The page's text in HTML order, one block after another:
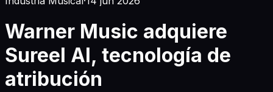
Warner Music adquiere
Sureel AI, tecnología de
atribución